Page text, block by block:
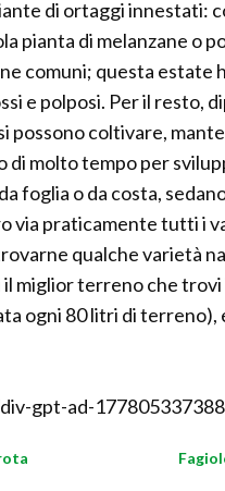
di ortaggi innestati:
pianta di melanzane o
comuni; questa estate
e polposi. Per il resto,
coltivare,
di molto tempo per
foglia o da costa,
via praticamente tutti i
qualche varietà
miglior terreno che trovi
ogni 80 litri di terreno),
gpt-ad-